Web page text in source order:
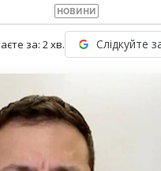
НОВИНИ
за: 2хв. Слідкуйте